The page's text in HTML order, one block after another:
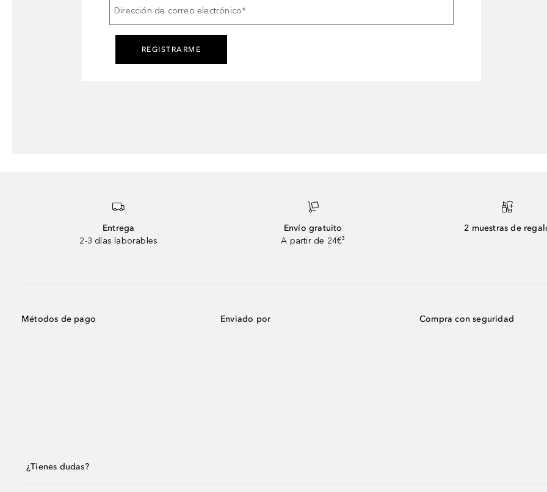
Dirección de correo electrónico*
REGISTRARME
Entrega
2-3 días laborables
Envío gratuito
A partir de 24€³
2 muestras de
Métodos de pago Enviado por Compra con seguridad
¿Tienes dudas?